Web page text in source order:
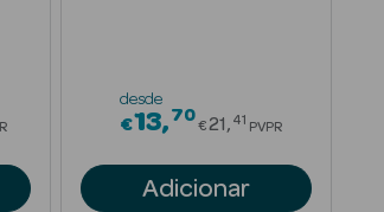
from
desde
€13 70Price reduced
€21 41 PVPR
Adicionar